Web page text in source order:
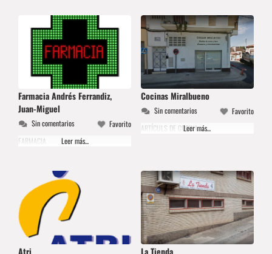
Farmacia Andrés Ferrandiz,
Juan-Miguel
Sin comentarios
Favorito
FARMACIA
Leer más...
Cocinas Miralbueno
Sin comentarios
Favorito
ARTÍCULS DE COCINALeer más...
Atri La Tienda